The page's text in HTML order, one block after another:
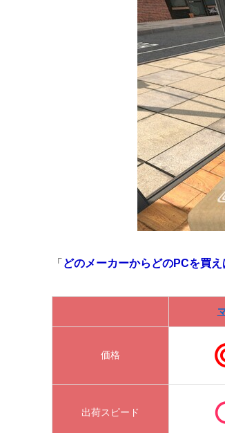
「 どのメーカーからどのPCを買え
価格
出荷スピード